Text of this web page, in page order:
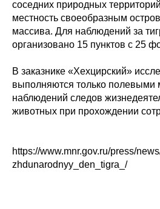
соседних природных
местность своеобразным
массива. Для наблюдений за
организовано 15 пунктов с 25
В заказнике «Хехцирский»
выполняются только полевыми
наблюдений следов
животных при прохождении
https://www.mnr.gov.ru/press/
zhdunarodnyy_den_tigra_/